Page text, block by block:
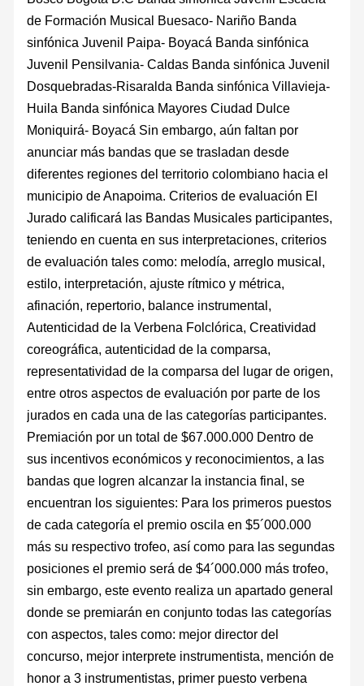
de Formación Musical Buesaco- Nariño Banda
sinfónica Juvenil Paipa- Boyacá Banda sinfónica
Juvenil Pensilvania- Caldas Banda sinfónica Juvenil
Dosquebradas-Risaralda Banda sinfónica Villavieja-
Huila Banda sinfónica Mayores Ciudad Dulce
Moniquirá- Boyacá Sin embargo, aún faltan por
anunciar más bandas que se trasladan desde
diferentes regiones del territorio colombiano hacia el
municipio de Anapoima. Criterios de evaluación El
Jurado calificará las Bandas Musicales participantes,
teniendo en cuenta en sus interpretaciones, criterios
de evaluación tales como: melodía, arreglo musical,
estilo, interpretación, ajuste rítmico y métrica,
afinación, repertorio, balance instrumental,
Autenticidad de la Verbena Folclórica, Creatividad
coreográfica, autenticidad de la comparsa,
representatividad de la comparsa del lugar de origen,
entre otros aspectos de evaluación por parte de los
jurados en cada una de las categorías participantes.
Premiación por un total de $67.000.000 Dentro de
sus incentivos económicos y reconocimientos, a las
bandas que logren alcanzar la instancia final, se
encuentran los siguientes: Para los primeros puestos
de cada categoría el premio oscila en $5´000.000
más su respectivo trofeo, así como para las segundas
posiciones el premio será de $4´000.000 más trofeo,
sin embargo, este evento realiza un apartado general
donde se premiarán en conjunto todas las categorías
con aspectos, tales como: mejor director del
concurso, mejor interprete instrumentista, mención de
honor a 3 instrumentistas, primer puesto verbena